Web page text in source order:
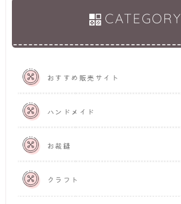
CATEGORY
おすすめ販売サイト
ハンドメイド
お裁縫
クラフト